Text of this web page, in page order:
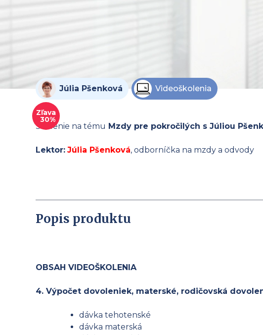
Júlia Pšenková Videoškolenia
Zľava
30%
Školenie na tému Mzdy pre pokročilých s Júliou
Lektor: Júlia Pšenková, odborníčka na mzdy a odvody
Popis produktu
OBSAH VIDEOŠKOLENIA
4. Výpočet dovoleniek, materské, rodičovská
dávka tehotenské
dávka materská